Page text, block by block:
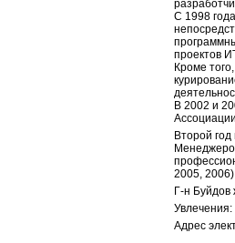
С 1998
проектов
Кроме
В 2002 и
Второй
2005,
Г-н Буйдов
Увлечения:
Адрес